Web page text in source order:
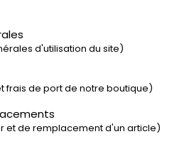
d'utilisation du site)
frais de port de notre boutique)
et de remplacement d'un article)